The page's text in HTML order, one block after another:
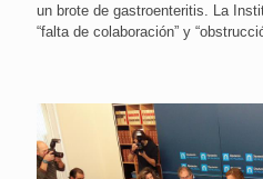
un brote de gastroenteritis. La
“falta de colaboración” y